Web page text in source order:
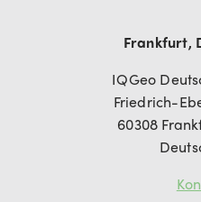
Frankfurt,
IQGeo
Friedrich-
60308